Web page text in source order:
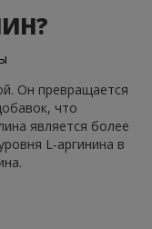
Он превращается
что
является более
L-аргинина в